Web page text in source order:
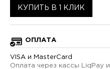
КУПИТЬ В 1 КЛИК
ОПЛАТА
VISA и MasterCard
Оплата через кассы LiqPay и